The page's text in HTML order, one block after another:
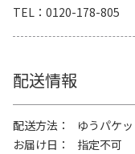
TEL
0120-178-805
配送情報
配送方法
ゆうパケ
お届け日
指定不可